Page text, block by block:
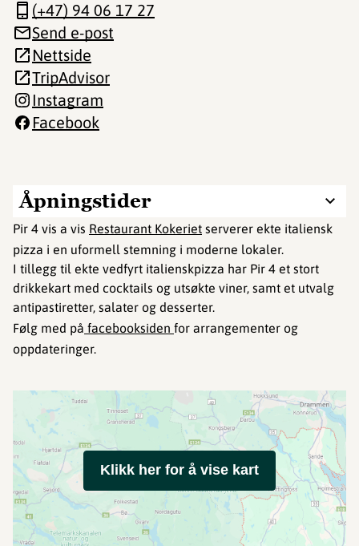
Åpningstider
Pir 4 vis a vis Restaurant Kokeriet serverer ekte italiensk
pizza i en uformell stemning i moderne lokaler.
I tillegg til ekte vedfyrt italienskpizza har Pir 4 et stort
drikkekart med cocktails og utsøkte viner, samt et utvalg
antipastiretter, salater og desserter.
Følg med på facebooksiden for arrangementer og
oppdateringer.
(+47) 94 06 17 27
Send e-post
Nettside
TripAdvisor
Instagram
Facebook
Klikk her for å vise kart